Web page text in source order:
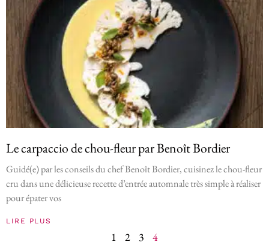
Le carpaccio de chou-fleur par Benoît Bordier
Guidé(e) par les conseils du chef Benoît Bordier, cuisinez le chou-fleur
cru dans une délicieuse recette d’entrée automnale très simple à réaliser
pour épater vos
LIRE PLUS
1 2 3 4